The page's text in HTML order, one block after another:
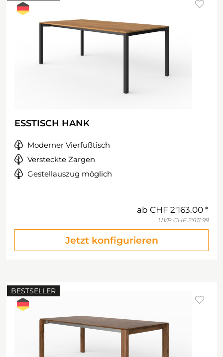
ESSTISCH HANK
Moderner Vierfußtisch
Versteckte Zargen
Gestellauszug möglich
ab CHF 2'163.00
UVP CHF 2'811.99
Jetzt konfigurieren
BESTSELLER